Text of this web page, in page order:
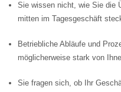
Sie wissen nicht, wie Sie die
mitten im Tagesgeschäft
Betriebliche Abläufe und
möglicherweise stark von
Sie fragen sich, ob Ihr